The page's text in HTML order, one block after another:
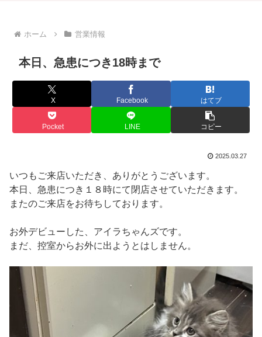
ホーム 営業情報
本日、急患につき18時まで
X Facebook はてブ
Pocket LINE コピー
2025.03.27
いつもご来店いただき、ありがとうございます。
本日、急患につき１８時にて閉店させていただきます。
またのご来店をお待ちしております。
お外デビューした、アイラちゃんズです。
まだ、控室からお外に出ようとはしません。